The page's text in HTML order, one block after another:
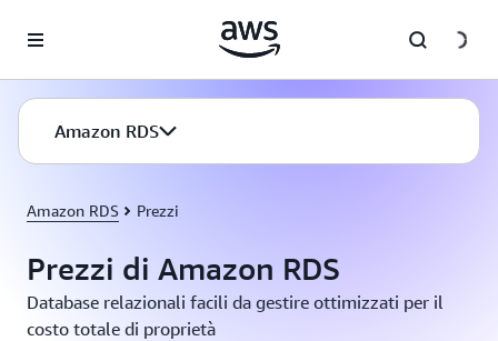
Amazon RDS
Amazon RDS Prezzi
Prezzi di Amazon RDS
Database relazionali facili da gestire ottimizzati per il
costo totale di proprietà